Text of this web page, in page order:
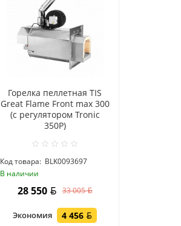
Горелка пеллетная TIS
Great Flame Front max 300
(c регулятором Tronic
350P)
Код товара: BLK0093697
В наличии
28 550 33 005
Экономия 4 456